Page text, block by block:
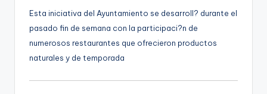
Esta iniciativa del Ayuntamiento se desarroll? durante el
pasado fin de semana con la participaci?n de
numerosos restaurantes que ofrecieron productos
naturales y de temporada